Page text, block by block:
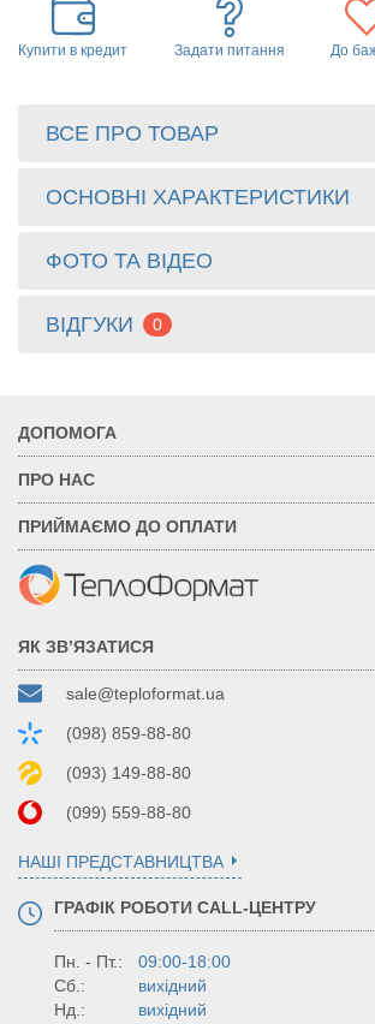
Купити в кредит Задати питання До
ВСЕ ПРО ТОВАР
ОСНОВНІ ХАРАКТЕРИСТИКИ
ФОТО ТА ВІДЕО
ВІДГУКИ 0
ДОПОМОГА
ПРО НАС
ПРИЙМАЄМО ДО ОПЛАТИ
ЯК ЗВ’ЯЗАТИСЯ
sale@teploformat.ua
(098) 859-88-80
(093) 149-88-80
(099) 559-88-80
НАШІ ПРЕДСТАВНИЦТВА
ГРАФІК РОБОТИ CALL-ЦЕНТРУ
Пн. - Пт.:
09:00-18:00
Сб.:
вихідний
Нд.:
вихідний